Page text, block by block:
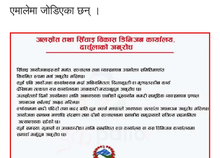
एमालेमा जोडिएका छन् ।